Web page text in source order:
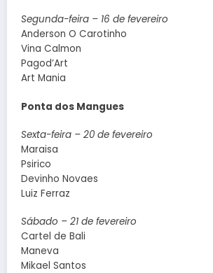
Segunda-feira – 16 de fevereiro
Anderson O Carotinho
Vina Calmon
Pagod’Art
Art Mania
Ponta dos Mangues
Sexta-feira – 20 de fevereiro
Maraisa
Psirico
Devinho Novaes
Luiz Ferraz
Sábado – 21 de fevereiro
Cartel de Bali
Maneva
Mikael Santos